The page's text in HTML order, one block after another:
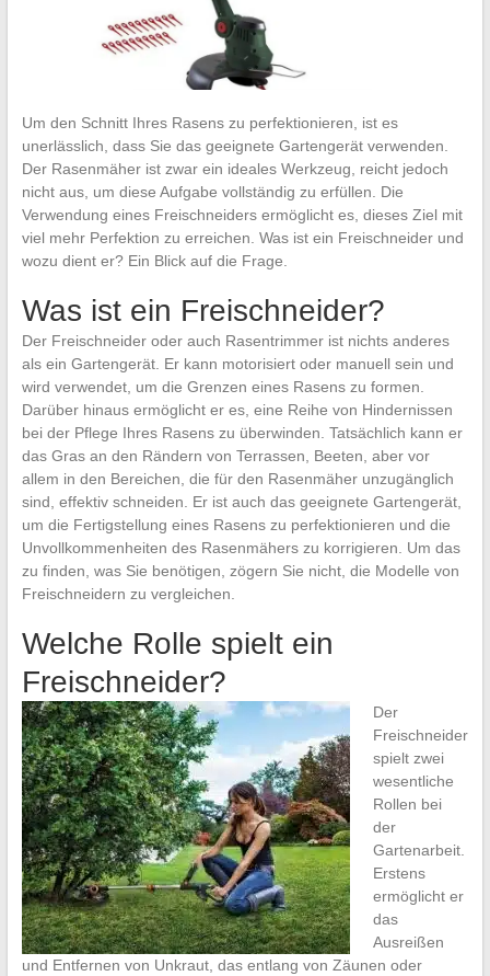
Um den Schnitt Ihres Rasens zu perfektionieren, ist es
unerlässlich, dass Sie das geeignete Gartengerät verwenden.
Der Rasenmäher ist zwar ein ideales Werkzeug, reicht jedoch
nicht aus, um diese Aufgabe vollständig zu erfüllen. Die
Verwendung eines Freischneiders ermöglicht es, dieses Ziel mit
viel mehr Perfektion zu erreichen. Was ist ein Freischneider und
wozu dient er? Ein Blick auf die Frage.
Was ist ein Freischneider?
Der Freischneider oder auch Rasentrimmer ist nichts anderes
als ein Gartengerät. Er kann motorisiert oder manuell sein und
wird verwendet, um die Grenzen eines Rasens zu formen.
Darüber hinaus ermöglicht er es, eine Reihe von Hindernissen
bei der Pflege Ihres Rasens zu überwinden. Tatsächlich kann er
das Gras an den Rändern von Terrassen, Beeten, aber vor
allem in den Bereichen, die für den Rasenmäher unzugänglich
sind, effektiv schneiden. Er ist auch das geeignete Gartengerät,
um die Fertigstellung eines Rasens zu perfektionieren und die
Unvollkommenheiten des Rasenmähers zu korrigieren. Um das
zu finden, was Sie benötigen, zögern Sie nicht, die Modelle von
Freischneidern zu vergleichen.
Welche Rolle spielt ein
Freischneider?
Der
Freischneider
spielt zwei
wesentliche
Rollen bei
der
Gartenarbeit.
Erstens
ermöglicht er
das
Ausreißen
und Entfernen von Unkraut, das entlang von Zäunen oder